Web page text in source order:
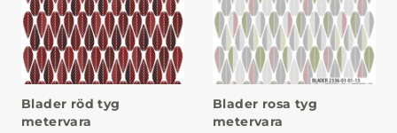
Blader röd tyg
metervara
Blader rosa tyg
metervara